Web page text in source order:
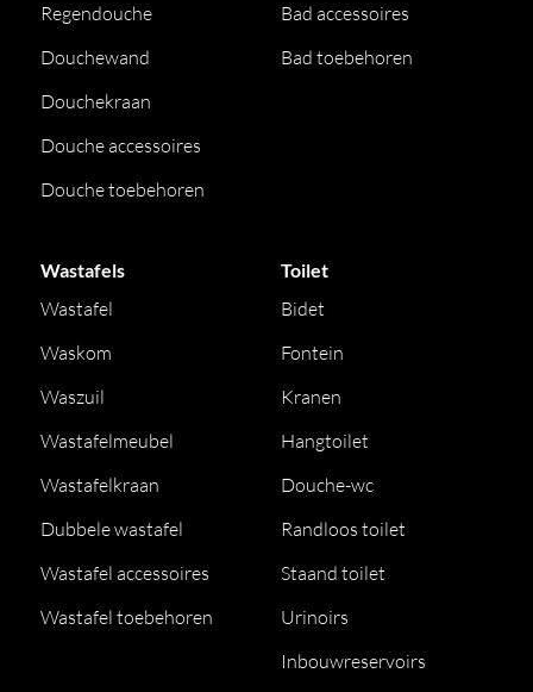
Regendouche
Douchewand
Douchekraan
Douche accessoires
Douche toebehoren
Bad accessoires
Bad toebehoren
Wastafels
Wastafel
Waskom
Waszuil
Wastafelmeubel
Wastafelkraan
Dubbele wastafel
Wastafel accessoires
Wastafel toebehoren
Toilet
Bidet
Fontein
Kranen
Hangtoilet
Douche-wc
Randloos toilet
Staand toilet
Urinoirs
Inbouwreservoirs